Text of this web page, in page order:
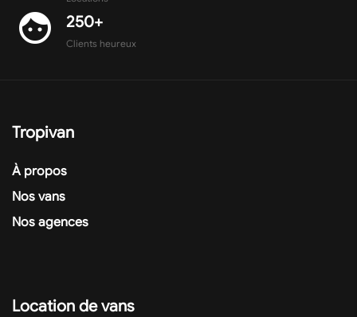
face 250+
Clients heureux
Tropivan
À propos
Nos vans
Nos agences
Location de vans